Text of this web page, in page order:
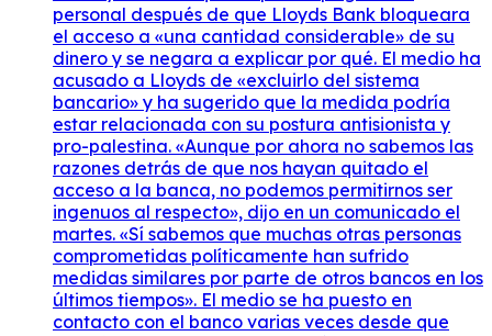
personal después de que Lloyds Bank bloqueara
el acceso a «una cantidad considerable» de su
dinero y se negara a explicar por qué. El medio ha
acusado a Lloyds de «excluirlo del sistema
bancario» y ha sugerido que la medida podría
estar relacionada con su postura antisionista y
pro-palestina. «Aunque por ahora no sabemos las
razones detrás de que nos hayan quitado el
acceso a la banca, no podemos permitirnos ser
ingenuos al respecto», dijo en un comunicado el
martes. «Sí sabemos que muchas otras personas
comprometidas políticamente han sufrido
medidas similares por parte de otros bancos en los
últimos tiempos». El medio se ha puesto en
contacto con el banco varias veces desde que